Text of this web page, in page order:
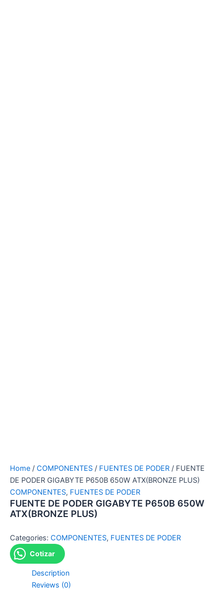
Home / COMPONENTES / FUENTES DE PODER / FUENTE
DE PODER GIGABYTE P650B 650W ATX(BRONZE PLUS)
COMPONENTES, FUENTES DE PODER
FUENTE DE PODER GIGABYTE P650B 650W
ATX(BRONZE PLUS)
Categories: COMPONENTES, FUENTES DE PODER
Cotizar
Description
Reviews (0)